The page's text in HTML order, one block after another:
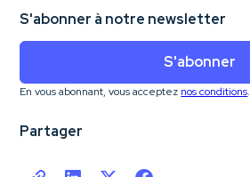
S'abonner à notre newsletter
S'abonner
En vous abonnant, vous acceptez nos conditions.
Partager